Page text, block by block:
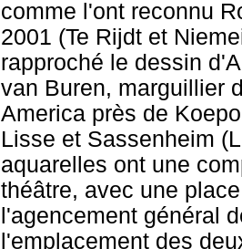
comme l'ont reconnu
2001 (Te Rijdt et
rapproché le dessin
van Buren, marguillier
America près de
Lisse et Sassenheim
aquarelles ont une
théâtre, avec une
l'agencement général
l'emplacement des